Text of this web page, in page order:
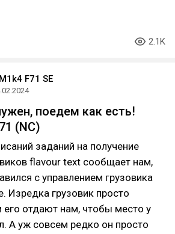
2.1K
F71 SE
поедем как есть!
(NC)
заданий на получение
flavour text сообщает нам,
с управлением грузовика
Изредка грузовик просто
его отдают нам, чтобы место у
А уж совсем редко он просто